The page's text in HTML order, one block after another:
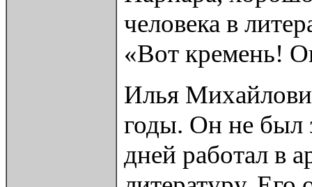
человека в
«Вот кремень!
Илья
годы. Он не был
дней работал в